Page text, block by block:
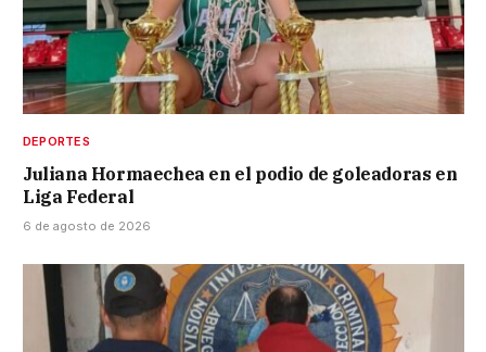
DEPORTES
Juliana Hormaechea en el podio de goleadoras en
Liga Federal
6 de agosto de 2026